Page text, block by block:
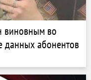
виновным во
данных абонентов